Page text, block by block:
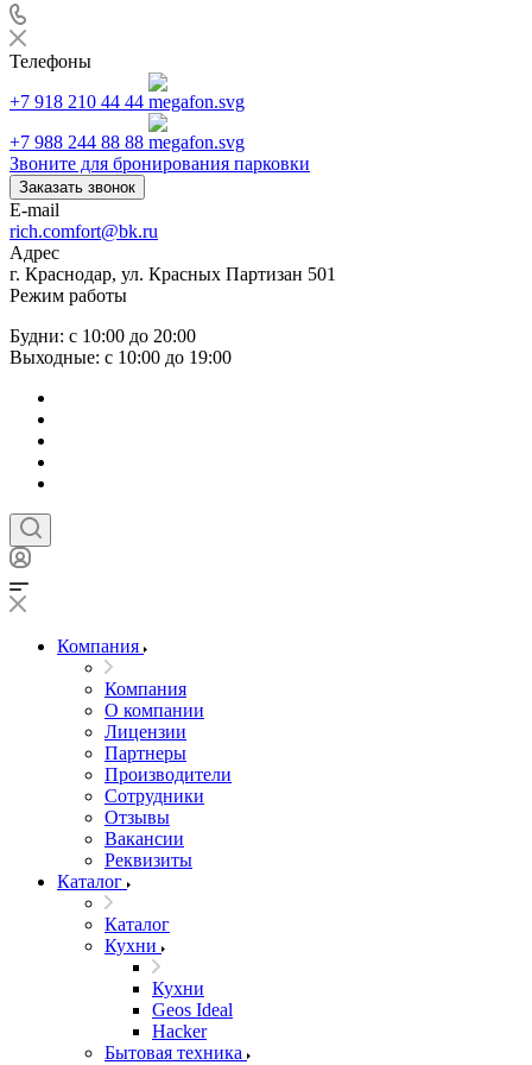
Телефоны
+7 918 210 44 44
+7 988 244 88 88
Звоните для бронирования парковки
Заказать звонок
E-mail
rich.comfort@bk.ru
Адрес
г. Краснодар, ул. Красных Партизан 501
Режим работы
Будни: с 10:00 до 20:00
Выходные: с 10:00 до 19:00
Компания
Компания
О компании
Лицензии
Партнеры
Производители
Сотрудники
Отзывы
Вакансии
Реквизиты
Каталог
Каталог
Кухни
Кухни
Geos Ideal
Hacker
Бытовая техника